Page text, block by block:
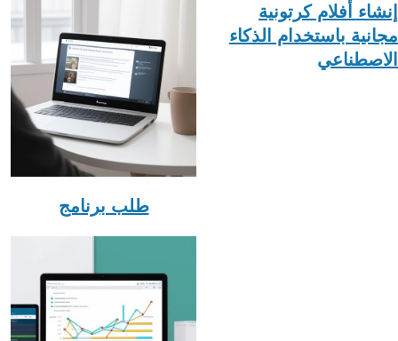
إنشاء أفلام كرتونية
مجانية باستخدام الذكاء
الاصطناعي
طلب برنامج